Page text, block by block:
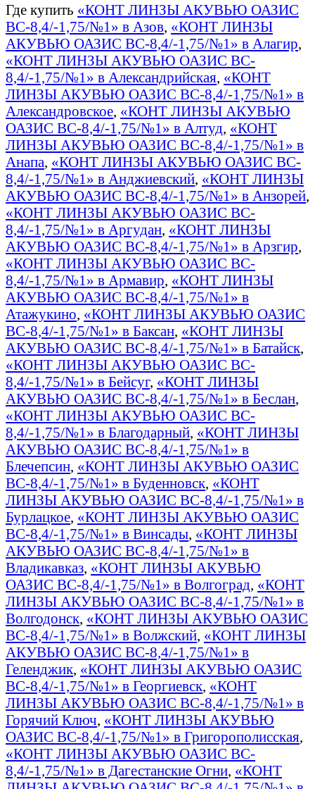
Где купить «КОНТ ЛИНЗЫ АКУВЬЮ ОАЗИС
BC-8,4/-1,75/№1» в Азов, «КОНТ ЛИНЗЫ
АКУВЬЮ ОАЗИС BC-8,4/-1,75/№1» в Алагир,
«КОНТ ЛИНЗЫ АКУВЬЮ ОАЗИС BC-
8,4/-1,75/№1» в Александрийская, «КОНТ
ЛИНЗЫ АКУВЬЮ ОАЗИС BC-8,4/-1,75/№1» в
Александровское, «КОНТ ЛИНЗЫ АКУВЬЮ
ОАЗИС BC-8,4/-1,75/№1» в Алтуд, «КОНТ
ЛИНЗЫ АКУВЬЮ ОАЗИС BC-8,4/-1,75/№1» в
Анапа, «КОНТ ЛИНЗЫ АКУВЬЮ ОАЗИС BC-
8,4/-1,75/№1» в Анджиевский, «КОНТ ЛИНЗЫ
АКУВЬЮ ОАЗИС BC-8,4/-1,75/№1» в Анзорей,
«КОНТ ЛИНЗЫ АКУВЬЮ ОАЗИС BC-
8,4/-1,75/№1» в Аргудан, «КОНТ ЛИНЗЫ
АКУВЬЮ ОАЗИС BC-8,4/-1,75/№1» в Арзгир,
«КОНТ ЛИНЗЫ АКУВЬЮ ОАЗИС BC-
8,4/-1,75/№1» в Армавир, «КОНТ ЛИНЗЫ
АКУВЬЮ ОАЗИС BC-8,4/-1,75/№1» в
Атажукино, «КОНТ ЛИНЗЫ АКУВЬЮ ОАЗИС
BC-8,4/-1,75/№1» в Баксан, «КОНТ ЛИНЗЫ
АКУВЬЮ ОАЗИС BC-8,4/-1,75/№1» в Батайск,
«КОНТ ЛИНЗЫ АКУВЬЮ ОАЗИС BC-
8,4/-1,75/№1» в Бейсуг, «КОНТ ЛИНЗЫ
АКУВЬЮ ОАЗИС BC-8,4/-1,75/№1» в Беслан,
«КОНТ ЛИНЗЫ АКУВЬЮ ОАЗИС BC-
8,4/-1,75/№1» в Благодарный, «КОНТ ЛИНЗЫ
АКУВЬЮ ОАЗИС BC-8,4/-1,75/№1» в
Блечепсин, «КОНТ ЛИНЗЫ АКУВЬЮ ОАЗИС
BC-8,4/-1,75/№1» в Буденновск, «КОНТ
ЛИНЗЫ АКУВЬЮ ОАЗИС BC-8,4/-1,75/№1» в
Бурлацкое, «КОНТ ЛИНЗЫ АКУВЬЮ ОАЗИС
BC-8,4/-1,75/№1» в Винсады, «КОНТ ЛИНЗЫ
АКУВЬЮ ОАЗИС BC-8,4/-1,75/№1» в
Владикавказ, «КОНТ ЛИНЗЫ АКУВЬЮ
ОАЗИС BC-8,4/-1,75/№1» в Волгоград, «КОНТ
ЛИНЗЫ АКУВЬЮ ОАЗИС BC-8,4/-1,75/№1» в
Волгодонск, «КОНТ ЛИНЗЫ АКУВЬЮ ОАЗИС
BC-8,4/-1,75/№1» в Волжский, «КОНТ ЛИНЗЫ
АКУВЬЮ ОАЗИС BC-8,4/-1,75/№1» в
Геленджик, «КОНТ ЛИНЗЫ АКУВЬЮ ОАЗИС
BC-8,4/-1,75/№1» в Георгиевск, «КОНТ
ЛИНЗЫ АКУВЬЮ ОАЗИС BC-8,4/-1,75/№1» в
Горячий Ключ, «КОНТ ЛИНЗЫ АКУВЬЮ
ОАЗИС BC-8,4/-1,75/№1» в Григорополисская,
«КОНТ ЛИНЗЫ АКУВЬЮ ОАЗИС BC-
8,4/-1,75/№1» в Дагестанские Огни, «КОНТ